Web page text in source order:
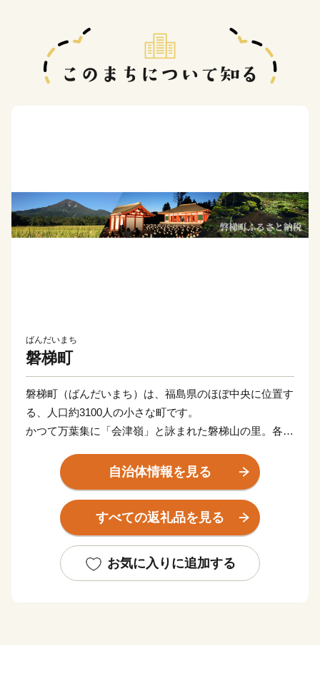
ばんだいまち
磐梯町
磐梯町（ばんだいまち）は、福島県のほぼ中央に位置す
る、人口約3100人の小さな町です。
かつて万葉集に「会津嶺」と詠まれた磐梯山の里。各家
力あふれる町であり、子どもからお年寄りまで全年代の
町民が健やかに楽しく生活できるまちづくりを進めてい
皆様からのご寄付をもとに、先人の方々が築いてきた歴
開・取り組みに力を注ぎ町民の幸せを追求していきま
す。また「磐梯版ネウボラ」という妊娠から義務教育終
自治体情報を見る
すべての返礼品を見る
お気に入りに追加する